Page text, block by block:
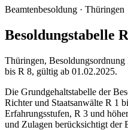
Beamtenbesoldung · Thüringen
Besoldungstabelle
Thüringen,
bis R 8, gültig ab 01.02.2025.
Die Grundgehaltstabelle der
Richter und Staatsanwälte R 1
Erfahrungsstufen, R 3 und
und Zulagen berücksichtigt der